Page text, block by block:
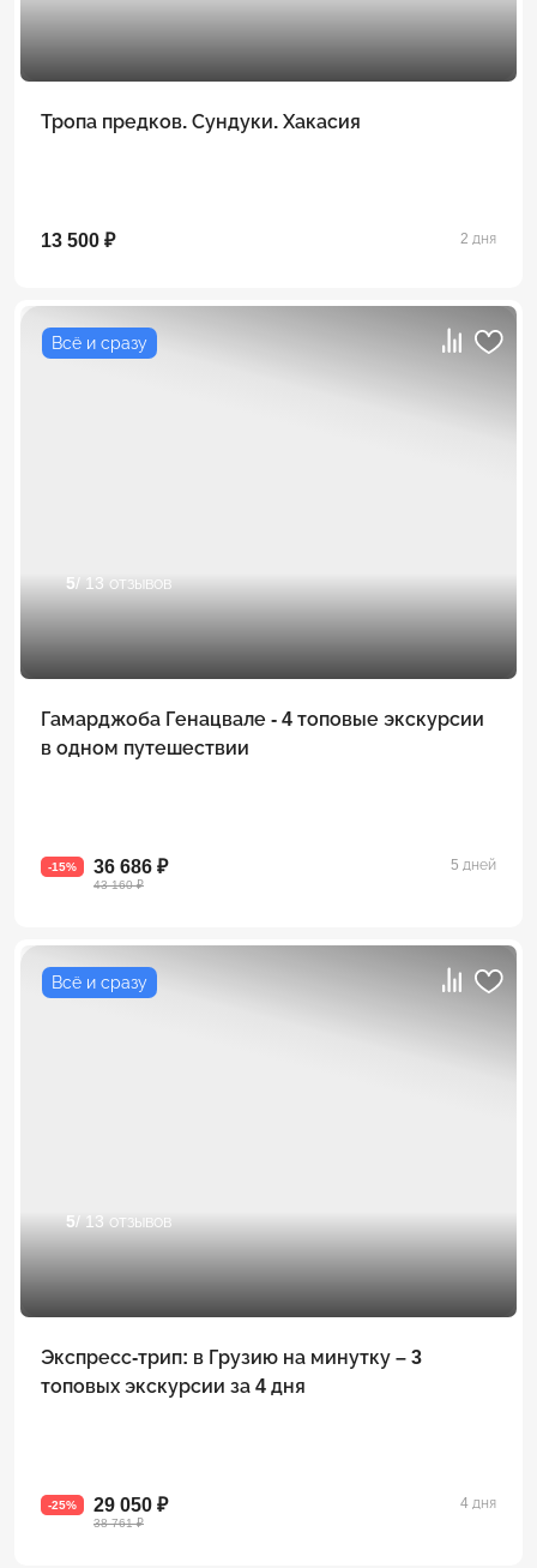
Тропа предков. Сундуки. Хакасия
13 500 ₽ 2 дня
Всё и сразу
5/ 13 отзывов
Гамарджоба Генацвале - 4 топовые экскурсии
в одном путешествии
-15% 36 686 ₽
43 160 ₽
5 дней
Всё и сразу
5/ 13 отзывов
Экспресс-трип: в Грузию на минутку – 3
топовых экскурсии за 4 дня
-25% 29 050 ₽
38 761 ₽
4 дня